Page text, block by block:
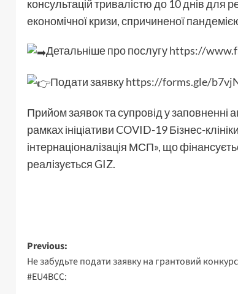
консультацій тривалістю до 10 днів для
економічної кризи, спричиненої
Детальніше про послугуhttps://
Подати заявкуhttps://forms.gle/
Прийом заявок та супровід у заповненні
рамках ініціативи COVID-19 Бізнес-
інтернаціоналізація МСП», що
реалізується GIZ.
Post
navigation
Previous:
Не забудьте подати заявку на грантовий конкурс
#EU4BCC: